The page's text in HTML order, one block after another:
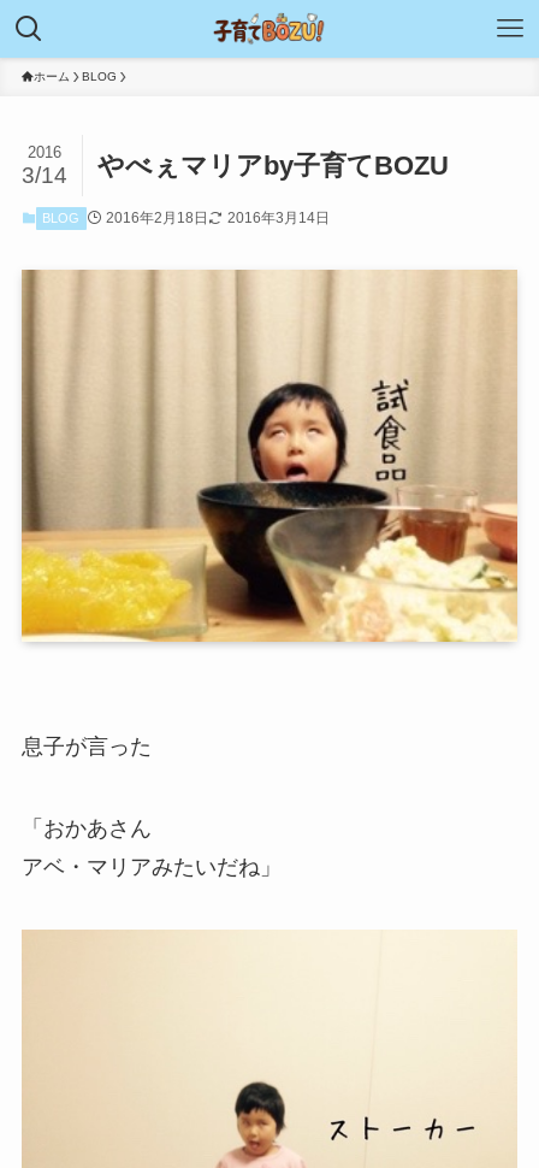
ホーム BLOG
やべぇマリアby子育てBOZU
2016
3/14
BLOG 2016年2月18日 2016年3月14日
息子が言った
「おかあさん
アベ・マリアみたいだね」